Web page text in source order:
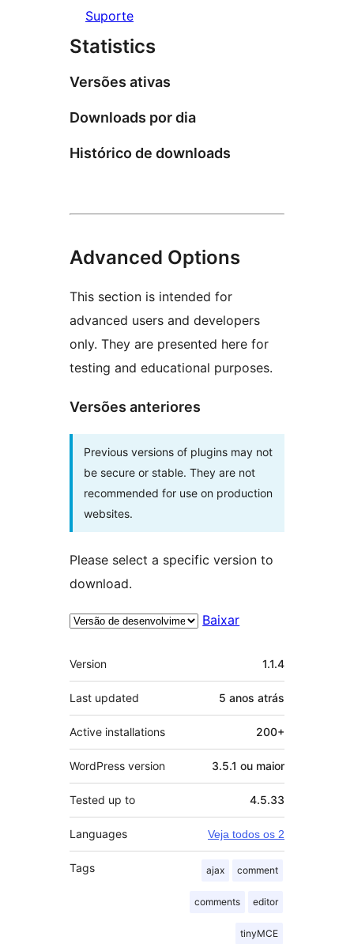
Suporte
Statistics
Versões ativas
Downloads por dia
Histórico de downloads
Advanced Options
This section is intended for
advanced users and developers
only. They are presented here for
testing and educational purposes.
Versões anteriores
Previous versions of plugins may not
be secure or stable. They are not
recommended for use on production
websites.
Please select a specific version to
download.
Baixar
Meta
Version 1.1.4
Last updated 5 anos atrás
Active installations 200+
WordPress version 3.5.1 ou maior
Tested up to 4.5.33
Languages Veja todos os 2
Tags ajax comment
comments editor
tinyMCE